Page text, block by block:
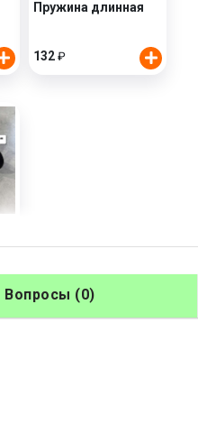
Пружина длинная
132₽
Вопросы (0)